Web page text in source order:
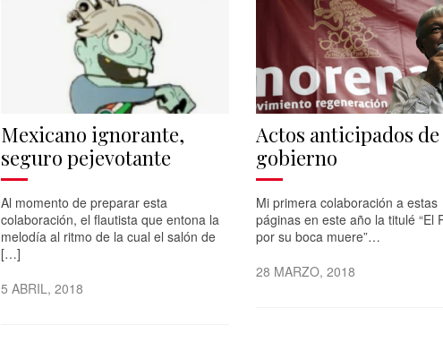
Mexicano ignorante,
seguro pejevotante
Al momento de preparar esta
colaboración, el flautista que entona la
melodía al ritmo de la cual el salón de
[…]
5 ABRIL, 2018
Actos anticipados de
gobierno
Mi primera colaboración a estas
páginas en este año la titulé “El
por su boca muere”…
28 MARZO, 2018